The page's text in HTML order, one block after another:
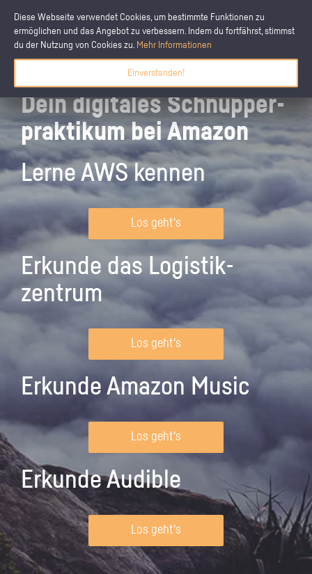
Diese Webseite verwendet Cookies, um bestimmte Funktionen zu
ermöglichen und das Angebot zu verbessern. Indem du fortfährst, stimmst
du der Nutzung von Cookies zu. Mehr Informationen
Einverstanden!
Dein digitales Schnupper­
praktikum bei Amazon
Lerne AWS kennen
Los geht's
Erkunde das Logistik­
zentrum
Los geht's
Erkunde Amazon Music
Los geht's
Erkunde Audible
Los geht's